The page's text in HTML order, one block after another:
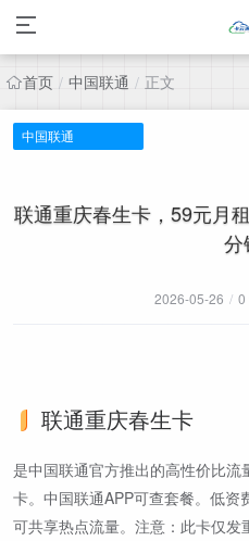
首页 / 中国联通 / 正文
中国联通
联通重庆春生卡，59元月
分
2026-05-26 / 0
联通重庆春生卡
是中国联通官方推出的高性价比
卡。中国联通APP可查套餐。低资
可共享热点流量。注意：此卡仅发